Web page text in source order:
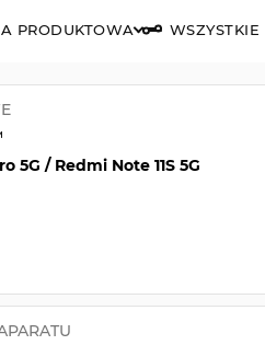
PRODUKTOWA WSZYSTKIE
5G / Redmi Note 11S 5G